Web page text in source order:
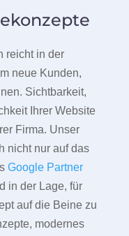
reicht in der
neue Kunden,
Sichtbarkeit,
Ihrer Website
Firma. Unser
nicht nur auf das
Google Partner
in der Lage, für
auf die Beine zu
modernes